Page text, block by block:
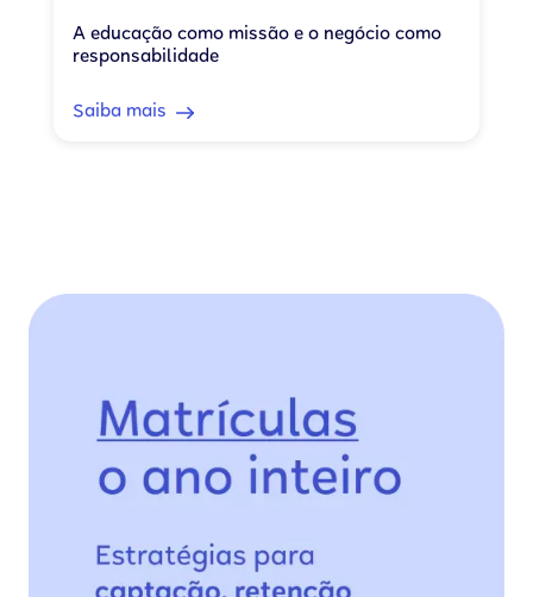
A educação como missão e o negócio como
responsabilidade
Saiba mais